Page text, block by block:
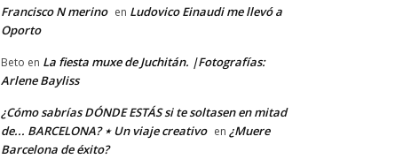
Francisco N merino en Ludovico Einaudi me llevó a
Oporto
Beto en La fiesta muxe de Juchitán. |Fotografías:
Arlene Bayliss
¿Cómo sabrías DÓNDE ESTÁS si te soltasen en mitad
de... BARCELONA? ⋆ Un viaje creativo en ¿Muere
Barcelona de éxito?